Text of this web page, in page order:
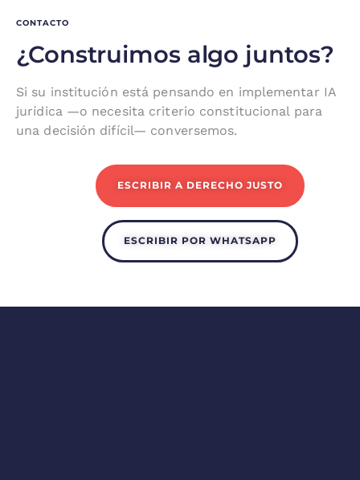
CONTACTO
¿Construimos algo juntos?
Si su institución está pensando en implementar IA
jurídica —o necesita criterio constitucional para
una decisión difícil— conversemos.
ESCRIBIR A DERECHO JUSTO
ESCRIBIR POR WHATSAPP